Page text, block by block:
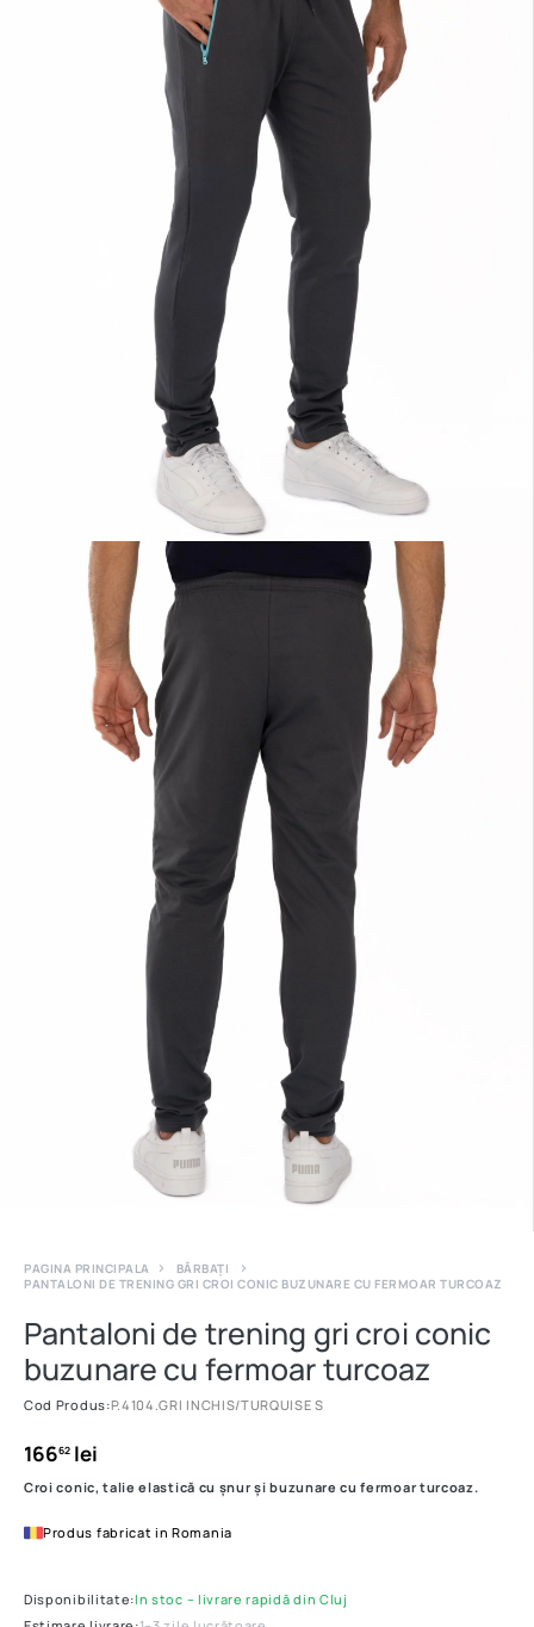
PAGINA PRINCIPALA
BĂRBAȚI
PANTALONI DE TRENING GRI CROI CONIC BUZUNARE CU FERMOAR TURCOAZ
Pantaloni de trening gri croi conic
buzunare cu fermoar turcoaz
Cod Produs:P.4104.GRI INCHIS/TURQUISE S
16662lei
Croi conic, talie elastică cu șnur și buzunare cu fermoar turcoaz.
Produs fabricat in Romania
Disponibilitate:In stoc – livrare rapidă din Cluj